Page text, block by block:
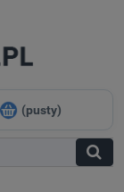
(pusty)